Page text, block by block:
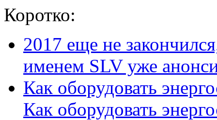
Коротко:
2017 еще не
именем SLV уже
Как оборудовать
Как оборудовать